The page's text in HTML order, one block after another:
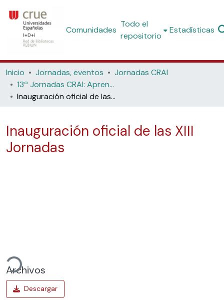
Comunidades
Todo el
repositorio
Estadísticas
Inicio Jornadas, eventos
Jornadas CRAI
13ª Jornadas CRAI: Aprendizaje virtual, MOOCs, y CRAIs (Universidad de Murcia, 2015)
Inauguración oficial de las XIII Jornadas
Inauguración oficial de las XIII
Jornadas
Archivos